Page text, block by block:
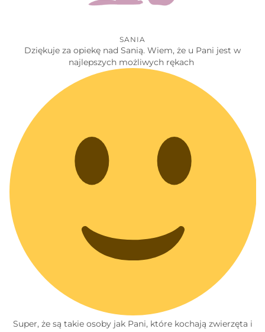
SANIA
Dziękuje za opiekę nad Sanią. Wiem, że u Pani jest w
najlepszych możliwych rękach
Super, że są takie osoby jak Pani, które kochają zwierzęta i